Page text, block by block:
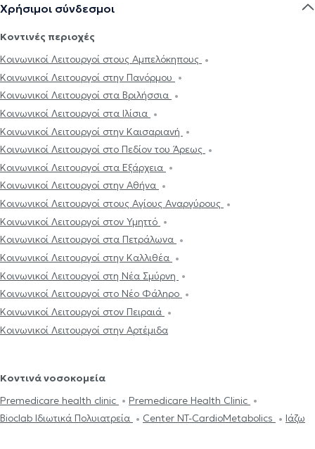
Χρήσιμοι σύνδεσμοι
Κοντινές περιοχές
Κοινωνικοί Λειτουργοί στους Αμπελόκηπους
Κοινωνικοί Λειτουργοί στην Πανόρμου
Κοινωνικοί Λειτουργοί στα Βριλήσσια
Κοινωνικοί Λειτουργοί στα Ιλίσια
Κοινωνικοί Λειτουργοί στην Καισαριανή
Κοινωνικοί Λειτουργοί στο Πεδίον του Άρεως
Κοινωνικοί Λειτουργοί στα Εξάρχεια
Κοινωνικοί Λειτουργοί στην Αθήνα
Κοινωνικοί Λειτουργοί στους Αγίους Αναργύρους
Κοινωνικοί Λειτουργοί στον Υμηττό
Κοινωνικοί Λειτουργοί στα Πετράλωνα
Κοινωνικοί Λειτουργοί στην Καλλιθέα
Κοινωνικοί Λειτουργοί στη Νέα Σμύρνη
Κοινωνικοί Λειτουργοί στο Νέο Φάληρο
Κοινωνικοί Λειτουργοί στον Πειραιά
Κοινωνικοί Λειτουργοί στην Αρτέμιδα
Κοντινά νοσοκομεία
Premedicare health clinic
Premedicare Health Clinic
Bioclab Ιδιωτικά Πολυιατρεία
Center NT-CardioMetabolics Ιάζω